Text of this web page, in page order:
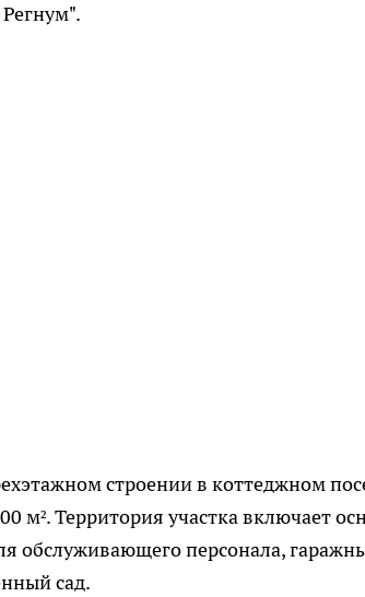
строении в коттеджном
м². Территория участка включает
обслуживающего персонала,
сад.